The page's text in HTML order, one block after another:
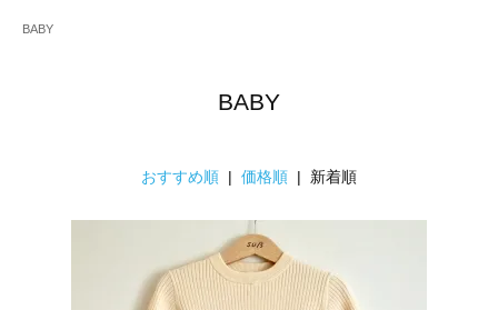
BABY
BABY
おすすめ順 | 価格順 | 新着順